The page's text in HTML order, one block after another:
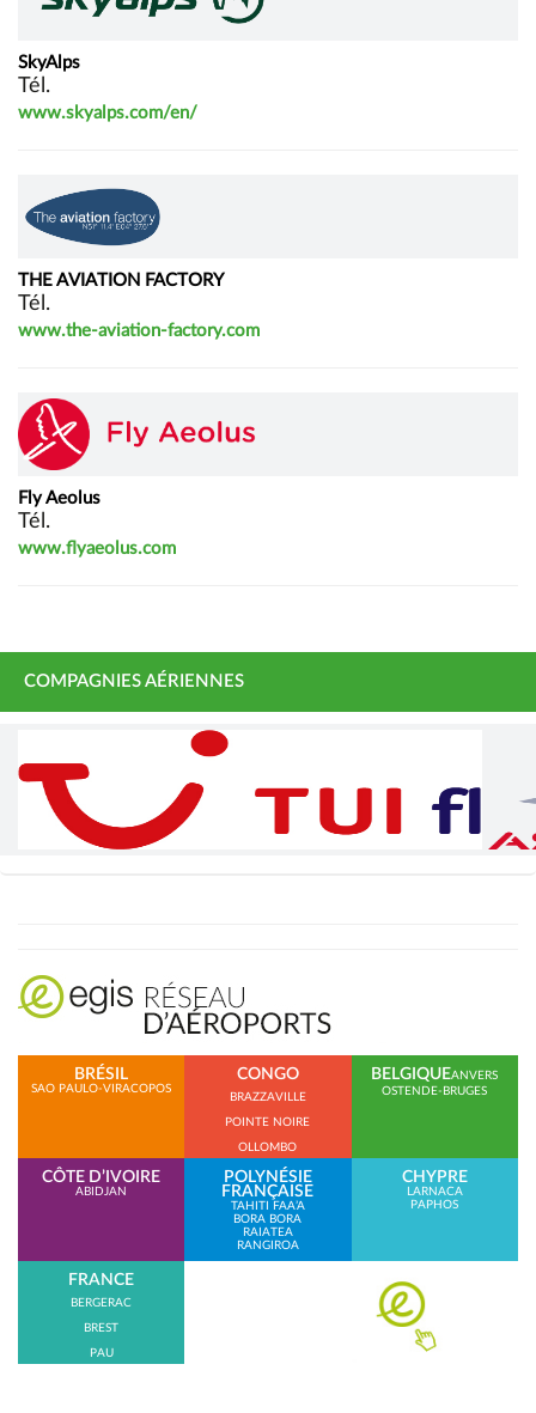
SkyAlps
Tél.
www.skyalps.com/en/
THE AVIATION FACTORY
Tél.
www.the-aviation-factory.com
Fly Aeolus
Tél.
www.flyaeolus.com
COMPAGNIES AÉRIENNES
BRÉSIL
SAO PAULO-VIRACOPOS
CONGO
BRAZZAVILLE
POINTE NOIRE
OLLOMBO
BELGIQUEANVERS
OSTENDE-BRUGES
CÔTE D’IVOIRE
ABIDJAN
POLYNÉSIE
FRANÇAISE
TAHITI FAA’A
BORA BORA
RAIATEA
RANGIROA
CHYPRE
LARNACA
PAPHOS
FRANCE
BERGERAC
BREST
PAU